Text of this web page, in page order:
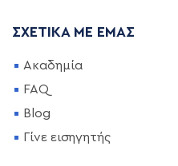
ΣΧΕΤΙΚΆ ΜΕ ΕΜΆΣ
Ακαδημία
FAQ
Blog
Γίνε εισηγητής